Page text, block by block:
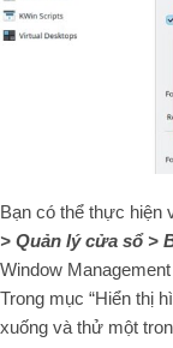
Bạn có thể thực hiện
> Quản lý cửa sổ >
Window
Trong mục “Hiển thị
xuống và thử một